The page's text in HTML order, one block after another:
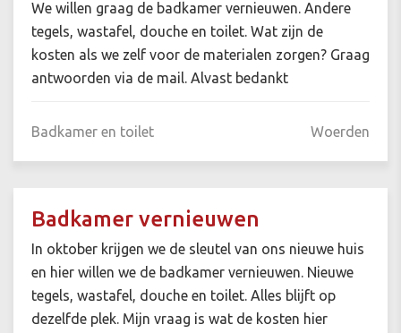
We willen graag de badkamer vernieuwen. Andere
tegels, wastafel, douche en toilet. Wat zijn de
kosten als we zelf voor de materialen zorgen? Graag
antwoorden via de mail. Alvast bedankt
Badkamer en toilet Woerden
Badkamer vernieuwen
In oktober krijgen we de sleutel van ons nieuwe huis
en hier willen we de badkamer vernieuwen. Nieuwe
tegels, wastafel, douche en toilet. Alles blijft op
dezelfde plek. Mijn vraag is wat de kosten hier